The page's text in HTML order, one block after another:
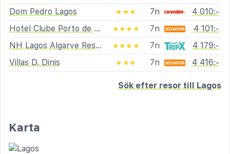
Dom Pedro Lagos
★★★ 7n
4 010:-
Hotel Clube Porto de Mós - SunPlace Hotels & Resorts
★★★★ 7n
4 101:-
NH Lagos Algarve Resort
★★★★ 7n
4 179:-
Villas D. Dinis
★★★ 7n 4 416:-
Sök efter resor till Lagos
Karta